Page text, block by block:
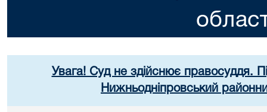
Увага! Суд не здійснює правосуддя.
Нижньодніпровський